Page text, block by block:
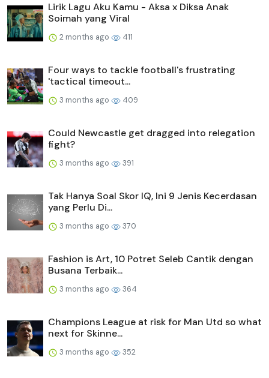
Lirik Lagu Aku Kamu - Aksa x Diksa Anak
Soimah yang Viral
2 months ago 411
Four ways to tackle football's frustrating
'tactical timeout...
3 months ago 409
Could Newcastle get dragged into relegation
fight?
3 months ago 391
Tak Hanya Soal Skor IQ, Ini 9 Jenis Kecerdasan
yang Perlu Di...
3 months ago 370
Fashion is Art, 10 Potret Seleb Cantik dengan
Busana Terbaik...
3 months ago 364
Champions League at risk for Man Utd so what
next for Skinne...
3 months ago 352